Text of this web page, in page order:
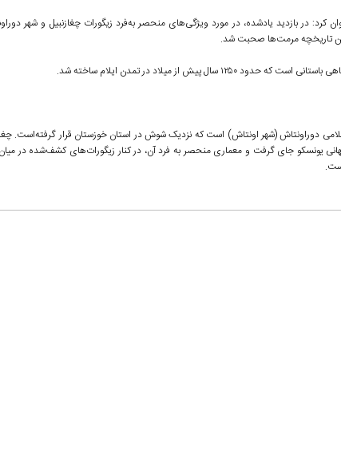
کرد: در بازدید یادشده، در مورد ویژگی‌های منحصر به‌فرد زیگورات چغازنبیل و شهر
تاریخچه مرمت‌ها صحبت شد.
پیش از میلاد در تمدن ایلام ساخته شد.
دوراونتاش (شهر اونتاش) است که نزدیک شوش در استان خوزستان قرار گرفته‌است.
یونسکو جای گرفت و معماری منحصر به فرد آن، در کنار زیگورات‌های کشف‌شده در